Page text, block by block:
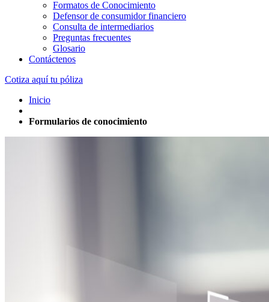
Formatos de Conocimiento
Defensor de consumidor financiero
Consulta de intermediarios
Preguntas frecuentes
Glosario
Contáctenos
Cotiza aquí tu póliza
Inicio
Formularios de conocimiento